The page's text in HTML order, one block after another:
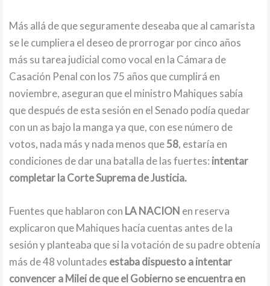
Más allá de que seguramente deseaba que al camarista
se le cumpliera el deseo de prorrogar por cinco años
más su tarea judicial como vocal en la Cámara de
Casación Penal con los 75 años que cumplirá en
noviembre, aseguran que el ministro Mahiques sabía
que después de esta sesión en el Senado podía quedar
con un as bajo la manga ya que, con ese número de
votos, nada más y nada menos que58, estaría en
condiciones de dar una batalla de las fuertes: intentar
completar la Corte Suprema de Justicia.
Fuentes que hablaron con LA NACION en reserva
explicaron que Mahiques hacía cuentas antes de la
sesión y planteaba que si la votación de su padre obtenía
más de 48 voluntades estaba dispuesto a intentar
convencer a Milei de que el Gobierno se encuentra en